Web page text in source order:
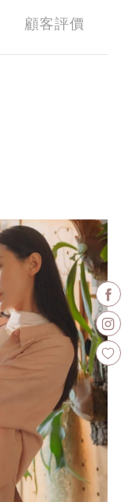
顧客評價